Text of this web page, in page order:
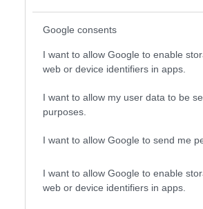
Google consents
I want to allow Google to enable
web or device identifiers in apps.
I want to allow my user data to be
purposes.
I want to allow Google to send me
I want to allow Google to enable
web or device identifiers in apps.